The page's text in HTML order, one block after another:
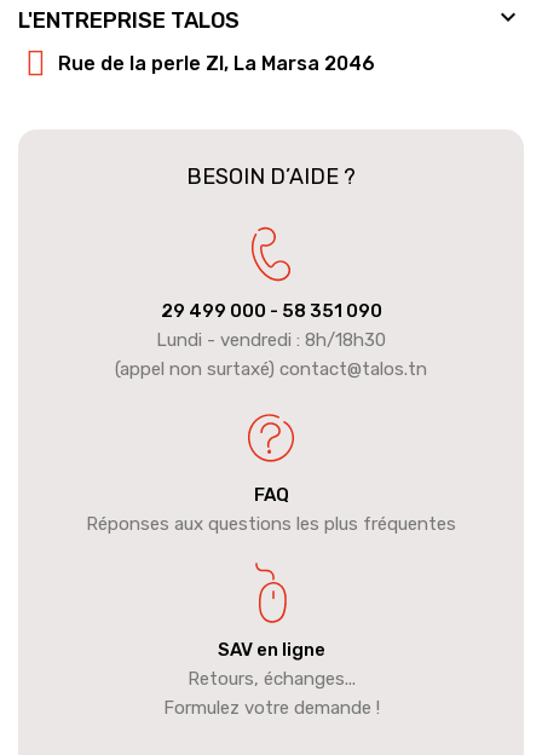
L'ENTREPRISE TALOS 
Rue de la perle ZI, La Marsa 2046
BESOIN D’AIDE ?
29 499 000 - 58 351 090
Lundi - vendredi : 8h/18h30
(appel non surtaxé) contact@talos.tn
FAQ
Réponses aux questions les plus fréquentes
SAV en ligne
Retours, échanges...
Formulez votre demande !